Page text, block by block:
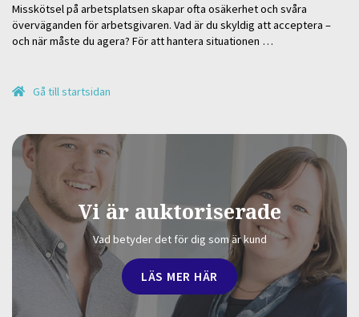
Misskötsel på arbetsplatsen skapar ofta osäkerhet och svåra
överväganden för arbetsgivaren. Vad är du skyldig att acceptera –
och när måste du agera? För att hantera situationen …
Gå till startsidan
Vi är auktoriserade
Vad betyder det för dig som är kund
LÄS MER HÄR